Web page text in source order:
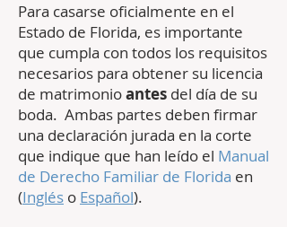
Para casarse oficialmente en el
Estado de Florida, es importante
que cumpla con todos los requisitos
necesarios para obtener su licencia
de matrimonioantes del día de su
boda. Ambas partes deben firmar
una declaración jurada en la corte
que indique que han leído el Manual
de Derecho Familiar de Florida en
(Inglés o Español).